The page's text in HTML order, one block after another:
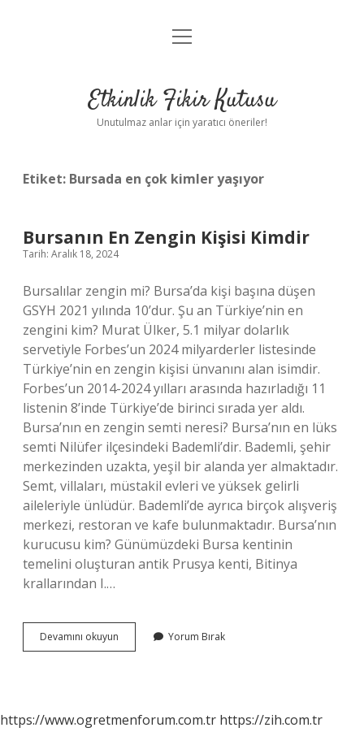
Anasayfa
Yasal Uyarı
menüyü
Etkinlik Fikir Kutusu
Unutulmaz anlar için yaratıcı öneriler!
Etiket: Bursada en çok kimler yaşıyor
Bursanın En Zengin Kişisi Kimdir
Tarih: Aralık 18, 2024
Bursalılar zengin mi? Bursa’da kişi başına düşen
GSYH 2021 yılında 10’dur. Şu an Türkiye’nin en
zengini kim? Murat Ülker, 5.1 milyar dolarlık
servetiyle Forbes’un 2024 milyarderler listesinde
Türkiye’nin en zengin kişisi ünvanını alan isimdir.
Forbes’un 2014-2024 yılları arasında hazırladığı 11
listenin 8’inde Türkiye’de birinci sırada yer aldı.
Bursa’nın en zengin semti neresi? Bursa’nın en lüks
semti Nilüfer ilçesindeki Bademli’dir. Bademli, şehir
merkezinden uzakta, yeşil bir alanda yer almaktadır.
Semt, villaları, müstakil evleri ve yüksek gelirli
aileleriyle ünlüdür. Bademli’de ayrıca birçok alışveriş
merkezi, restoran ve kafe bulunmaktadır. Bursa’nın
kurucusu kim? Günümüzdeki Bursa kentinin
temelini oluşturan antik Prusya kenti, Bitinya
krallarından I.…
Devamını okuyun Bursanın
En
Yorum Bırak
https://www.ogretmenforum.com.tr https://zih.com.tr